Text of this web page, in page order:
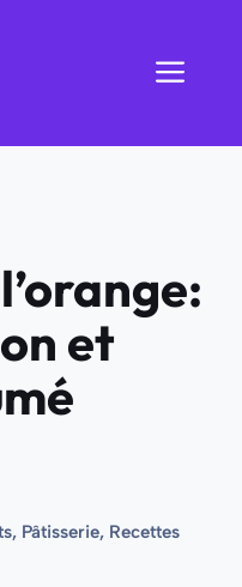
et
, Pâtisserie, Recettes